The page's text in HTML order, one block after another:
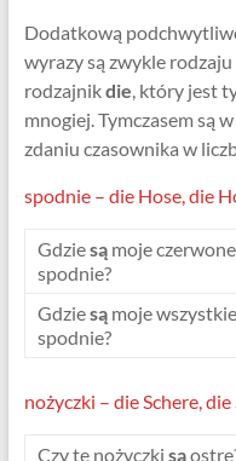
Dodatkową
wyrazy są zwykle
rodzajnikdie , który jest
mnogiej. Tymczasem są
zdaniu czasownika w
spodnie – die Hose, die
Gdziesąmoje czerwone
spodnie?
Gdziesąmoje wszystkie
spodnie?
nożyczki – die Schere, die
Czy te nożyczki są